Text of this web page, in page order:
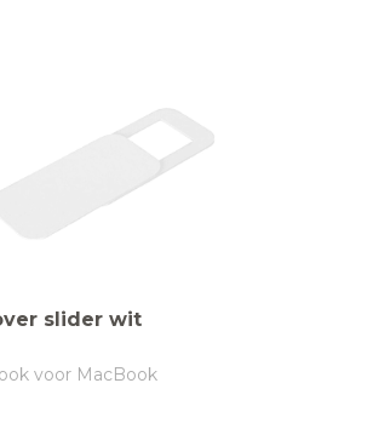
slider wit
voor MacBook